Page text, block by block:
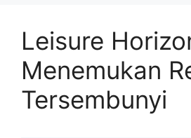
Leisure
Menemukan
Tersembunyi